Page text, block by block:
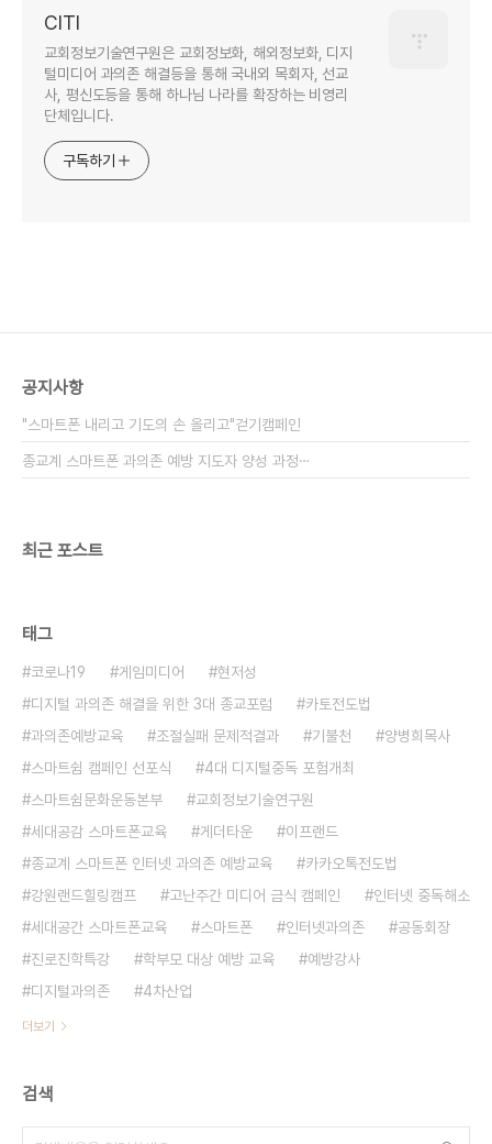
CITI
교회정보기술연구원은 교회정보화, 해외정보화, 디지
털미디어 과의존 해결등을 통해 국내외 목회자, 선교
사, 평신도등을 통해 하나님 나라를 확장하는 비영리
단체입니다.
구독하기
공지사항
"스마트폰 내리고 기도의 손 올리고"걷기캠페인
종교계 스마트폰 과의존 예방 지도자 양성 과정⋯
최근 포스트
태그
코로나19 게임미디어
현저성
디지털 과의존 해결을 위한 3대 종교포럼
카토전도법
과의존예방교육
조절실패 문제적결과 기불천
양병희목사
스마트쉼 캠페인 선포식
4대 디지털중독 포험개최
스마트쉼문화운동본부
교회정보기술연구원
세대공감 스마트폰교육
게더타운
이프랜드
종교계 스마트폰 인터넷 과의존 예방교육
카카오톡전도법
강원랜드힐링캠프
고난주간 미디어 금식 캠페인
인터넷 중독해소
세대공간 스마트폰교육
스마트폰 인터넷과의존
공동회장
진로진학특강
학부모 대상 예방 교육
예방강사
디지털과의존
4차산업
더보기
검색